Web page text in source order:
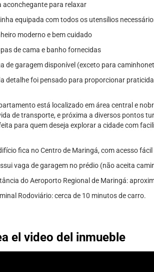
aconchegante para relaxar
equipada com todos os utensílios
moderno e bem cuidado
de cama e banho fornecidas
de garagem disponível (exceto para
detalhe foi pensado para proporcionar
está localizado em área central e
de transporte, e próxima a diversos pontos
para quem deseja explorar a cidade com
fica no Centro de Maringá, com acesso
vaga de garagem no prédio (não aceita
do Aeroporto Regional de Maringá:
Rodoviário: cerca de 10 minutos de carro.
el video del inmueble